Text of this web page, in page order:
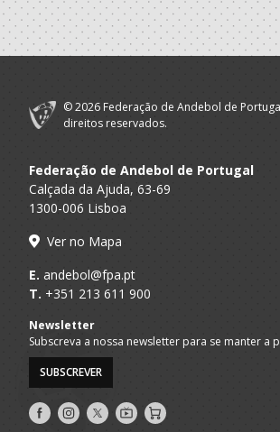
© 2026 Federação de Andebol de
direitos reservados.
Federação de Andebol de Portugal
Calçada da Ajuda, 63-69
1300-006 Lisboa
Ver no Mapa
E. andebol@fpa.pt
T. +351 213 611 900
Newsletter
Subscreva a nossa newsletter para se manter a
SUBSCREVER
Siga- Siga- Siga- AndebolTV
Loja